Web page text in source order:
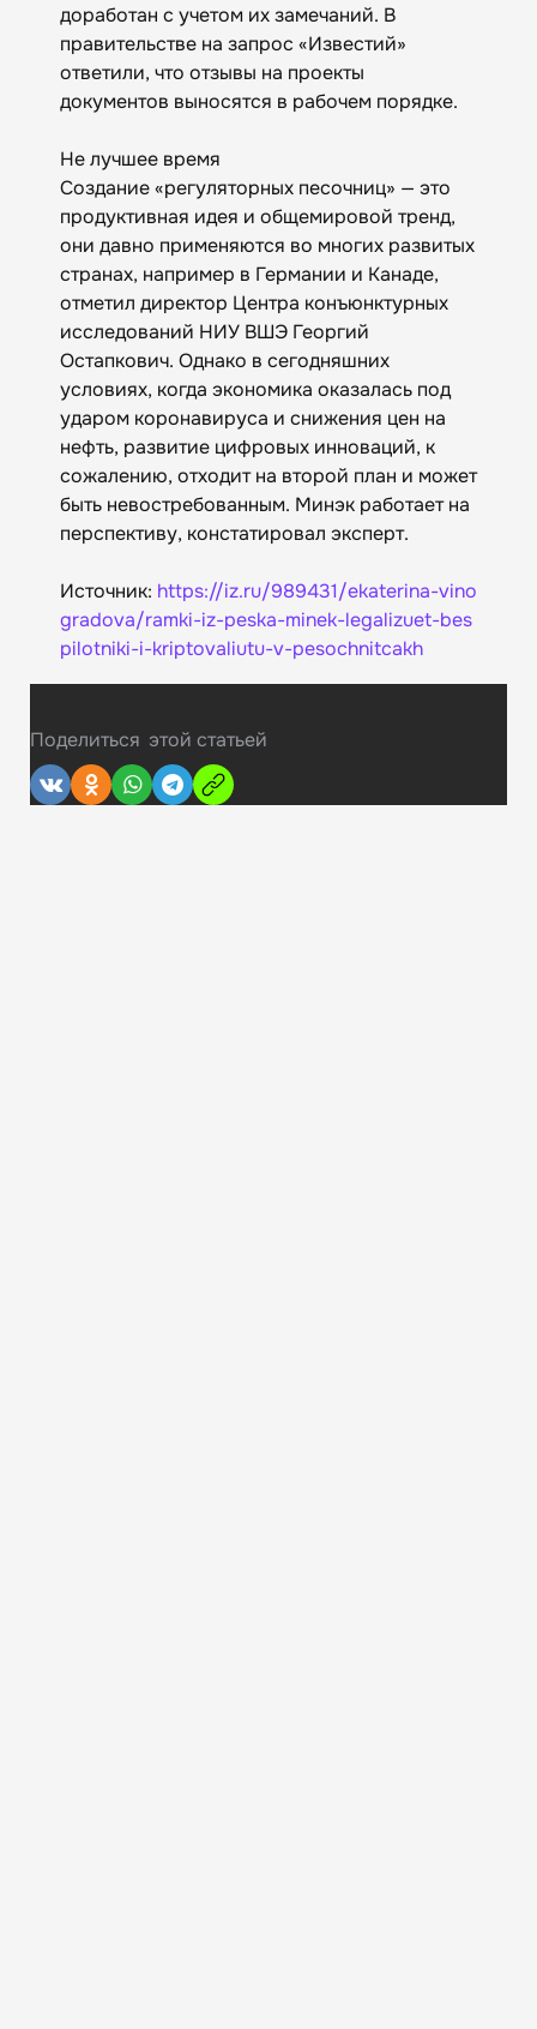
доработан с учетом их замечаний. В
правительстве на запрос «Известий»
ответили, что отзывы на проекты
документов выносятся в рабочем порядке.
Не лучшее время
Создание «регуляторных песочниц» — это
продуктивная идея и общемировой тренд,
они давно применяются во многих развитых
странах, например в Германии и Канаде,
отметил директор Центра конъюнктурных
исследований НИУ ВШЭ Георгий
Остапкович. Однако в сегодняшних
условиях, когда экономика оказалась под
ударом коронавируса и снижения цен на
нефть, развитие цифровых инноваций, к
сожалению, отходит на второй план и может
быть невостребованным. Минэк работает на
перспективу, констатировал эксперт.
Источник: https://iz.ru/989431/ekaterina-vino
gradova/ramki-iz-peska-minek-legalizuet-bes
pilotniki-i-kriptovaliutu-v-pesochnitcakh
Поделиться этой статьей